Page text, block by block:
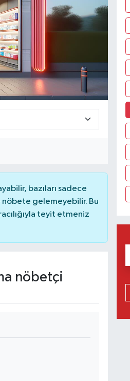
bazıları sadece
gelemeyebilir. Bu
teyit etmeniz
nöbetçi